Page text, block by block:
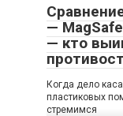
—
— кто
Когда дело
пластиковых
стремимся